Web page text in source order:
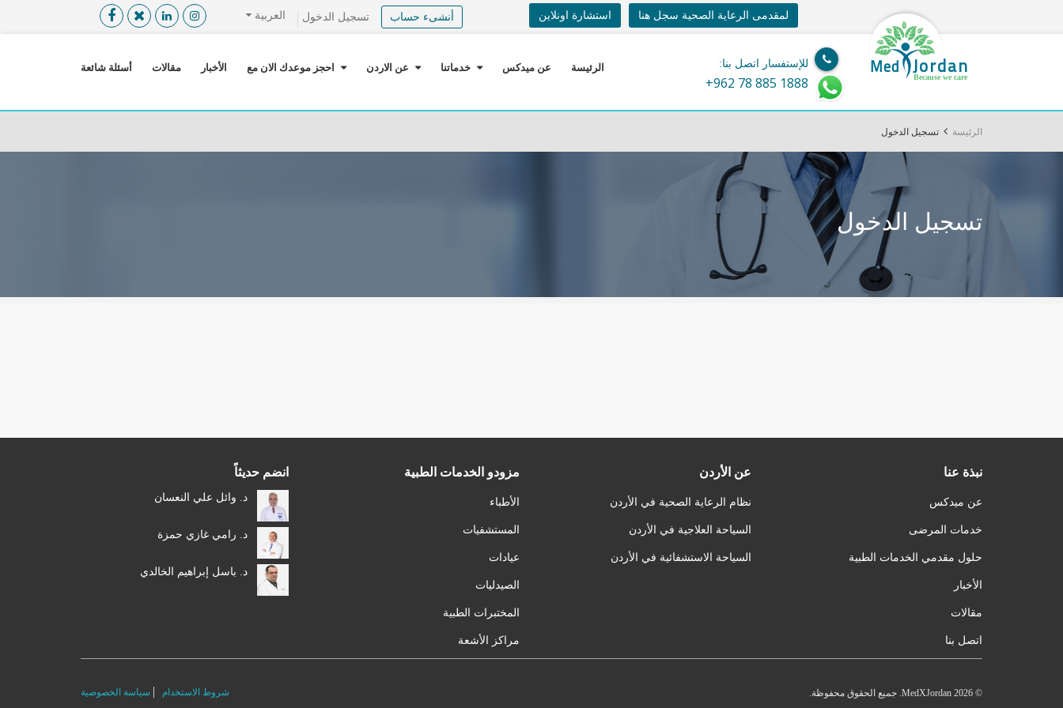
القائمة X
العربية تسجيل الدخول استشارة اونلاين لمقدمى الرعاية الصحية سجل هنا أنشىء حساب
Med Jordan
Because we care
للإستفسار اتصل بنا:
+962 78 885 1888
الرئيسة عن ميدكس خدماتنا عن الاردن احجز موعدك الان مع الأخبار مقالات أسئلة شائعة
الرئيسة تسجيل الدخول
تسجيل الدخول
نبذة عنا
عن ميدكس
خدمات المرضى
حلول مقدمي الخدمات الطبية
الأخبار
مقالات
اتصل بنا
عن الأردن
نظام الرعاية الصحية في الأردن
السياحة العلاجية في الأردن
السياحة الاستشفائية في الأردن
مزودو الخدمات الطبية
الأطباء
المستشفيات
عيادات
الصيدليات
المختبرات الطبية
مراكز الأشعة
انضم حديثاً
د. وائل علي النعسان
د. رامي غازي حمزة
د. باسل إبراهيم الخالدي
© 2026 MedXJordan. جميع الحقوق محفوظة. شروط الاستخدام سياسة الخصوصية